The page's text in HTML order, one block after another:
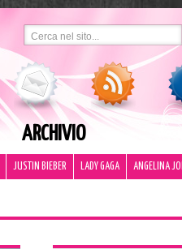
ARCHIVIO
JUSTIN BIEBER LADY GAGA ANGELINA